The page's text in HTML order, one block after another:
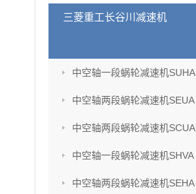
三菱重工长谷川减速机
中空轴一段蜗轮减速机SUHA
中空轴两段蜗轮减速机SEUA
中空轴两段蜗轮减速机SCUA
中空轴一段蜗轮减速机SHVA
中空轴两段蜗轮减速机SEHA